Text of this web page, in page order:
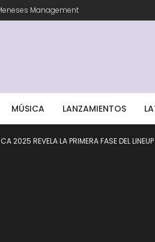
Management
MÚSICA LANZAMIENTOS
2025 REVELA LA PRIMERA FASE DEL